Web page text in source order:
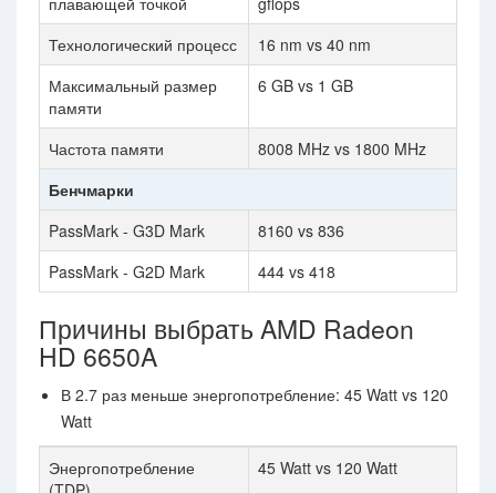
Технологический процесс
16 nm vs 40 nm
Максимальный размер
памяти
6 GB vs 1 GB
Частота памяти
8008 MHz vs 1800 MHz
Бенчмарки
PassMark - G3D Mark
8160 vs 836
PassMark - G2D Mark
444 vs 418
Причины выбрать AMD Radeon
HD 6650A
В 2.7 раз меньше энергопотребление: 45 Watt vs 120
Watt
Энергопотребление
45 Watt vs 120 Watt